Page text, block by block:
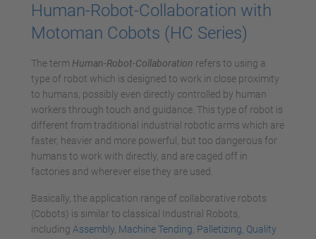
Human-Robot-Collaboration with
Motoman Cobots (HC Series)
The term Human-Robot-Collaboration refers to using a
type of robot which is designed to work in close proximity
to humans, possibly even directly controlled by human
workers through touch and guidance. This type of robot is
different from traditional industrial robotic arms which are
faster, heavier and more powerful, but too dangerous for
humans to work with directly, and are caged off in
factories and wherever else they are used.
Basically, the application range of collaborative robots
(Cobots) is similar to classical Industrial Robots,
including Assembly Machine Tending Palletizing Quality